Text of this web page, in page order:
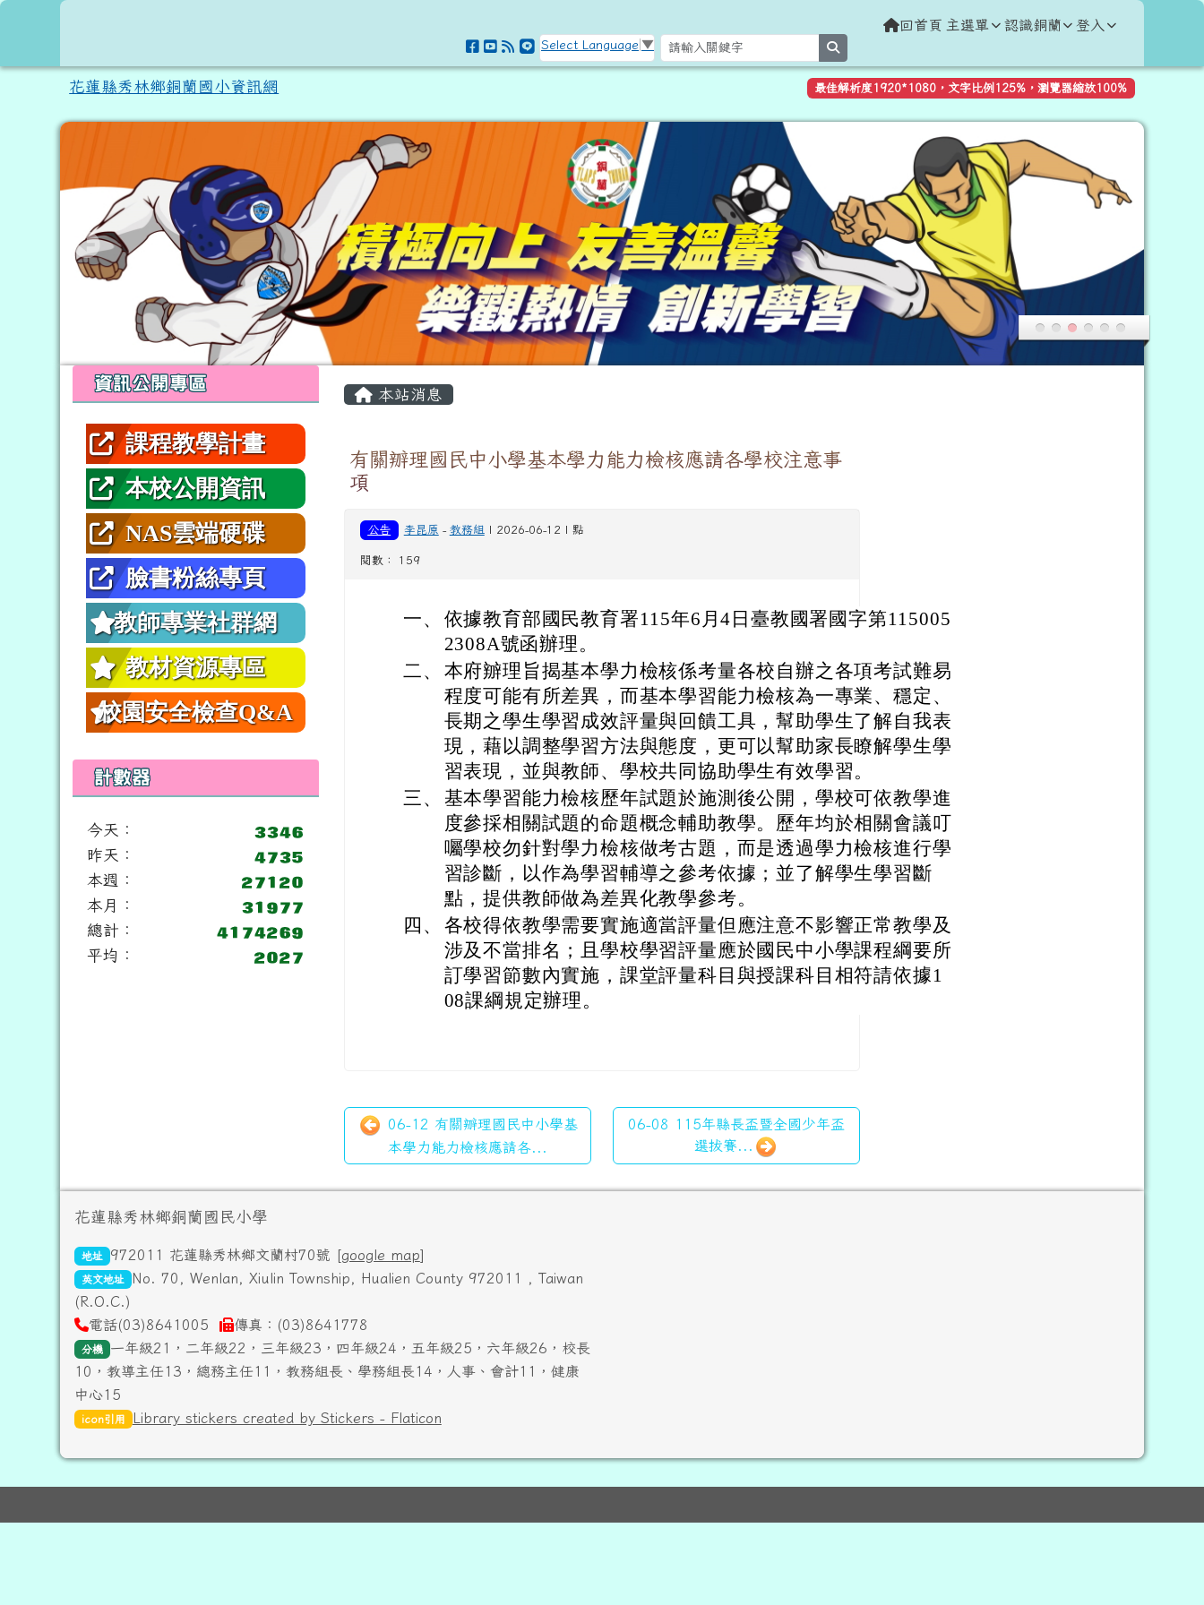
跳至主內容區
Select Language ▼
回首頁 主選單 認識銅蘭 登入
花蓮縣秀林鄉銅蘭國小資訊網 最佳解析度1920*1080，文字比例125%，瀏覽器縮放100%
左邊區域內容
資訊公開專區
課程教學計畫
本校公開資訊
NAS雲端硬碟
臉書粉絲專頁
教師專業社群網
教材資源專區
校園安全檢查Q&A
計數器
今天：
昨天：
本週：
本月：
總計：
平均：
主內容區域
本站消息
有關辧理國民中小學基本學力能力檢核應請各學校注意事
項
公告 李昆原 - 教務組 | 2026-06-12 | 點
閱數： 159
一、
依據教育部國民教育署115年6月4日臺教國署國字第115005
2308A號函辦理。
二、
本府辧理旨揭基本學力檢核係考量各校自辦之各項考試難易
程度可能有所差異，而基本學習能力檢核為一專業、穩定、
長期之學生學習成效評量與回饋工具，幫助學生了解自我表
現，藉以調整學習方法與態度，更可以幫助家長瞭解學生學
習表現，並與教師、學校共同協助學生有效學習。
三、
基本學習能力檢核歷年試題於施測後公開，學校可依教學進
度參採相關試題的命題概念輔助教學。歷年均於相關會議叮
囑學校勿針對學力檢核做考古題，而是透過學力檢核進行學
習診斷，以作為學習輔導之參考依據；並了解學生學習斷
點，提供教師做為差異化教學參考。
四、
各校得依教學需要實施適當評量但應注意不影響正常教學及
涉及不當排名；且學校學習評量應於國民中小學課程綱要所
訂學習節數內實施，課堂評量科目與授課科目相符請依據1
08課綱規定辦理。
06-12 有關辧理國民中小學基
本學力能力檢核應請各...
06-08 115年縣長盃暨全國少年盃
選拔賽...
頁尾區域
頁尾區域內容
花蓮縣秀林鄉銅蘭國民小學
地址 972011 花蓮縣秀林鄉文蘭村70號 [google map]
英文地址
No. 70, Wenlan, Xiulin Township, Hualien County 972011 , Taiwan
(R.O.C.)
電話(03)8641005
傳真：(03)8641778
分機
一年級21，二年級22，三年級23，四年級24，五年級25，六年級26，校長
10，教導主任13，總務主任11，教務組長、學務組長14，人事、會計11，健康
中心15
icon引用 Library stickers created by Stickers - Flaticon